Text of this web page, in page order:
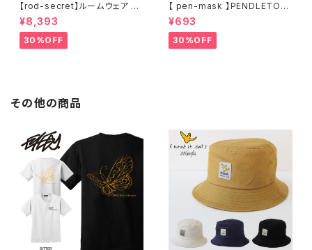
【rod-secret】ルームウェア フ
ーディー アーティスト バンド ア
ウトドア RODMAN BRAND ロ
ッドマンブランド Dennis Rod
man RODAMAN SECRET H
¥8,393
30%OFF
【 pen-mask 】PENDLETON
ペンドルトン ファッションマス
ク アウトドア フリーサイズ アウ
トドア 通勤 通学 通気性 マスク
乾燥しない 蒸れない
¥693
30%OFF
その他の商品